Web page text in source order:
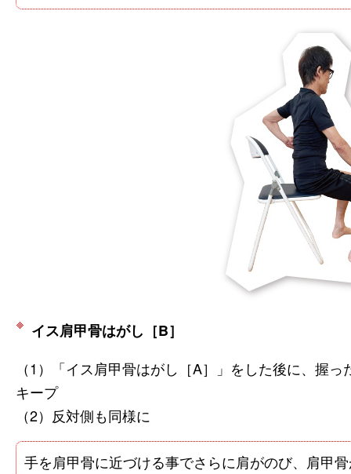
イス肩甲骨はがし［B］
（1）「イス肩甲骨はがし［A］」をした後に、握
キープ
（2）反対側も同様に
手を肩甲骨に近づける事でさらに肩がのび、肩甲